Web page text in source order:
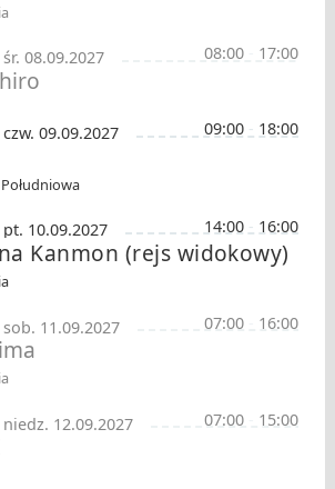
08:00 17:00
śr. 08.09.2027
09:00 - 18:00
czw. 09.09.2027
14:00 - 16:00
pt. 10.09.2027
Kanmon (rejs widokowy)
07:00 16:00
sob. 11.09.2027
07:00 15:00
niedz. 12.09.2027